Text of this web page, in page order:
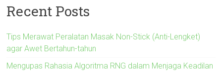
Recent Posts
Tips Merawat Peralatan Masak Non-Stick (Anti-Lengket)
agar Awet Bertahun-tahun
Mengupas Rahasia Algoritma RNG dalam Menjaga Keadilan